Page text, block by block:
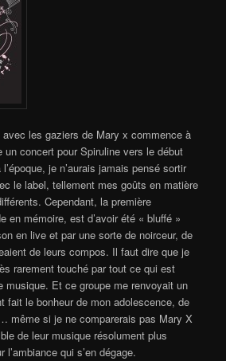
avec les gaziers de Mary x commence à
un concert pour Spiruline vers le début
je n’aurais jamais pensé sortir
le label, tellement mes goûts en matière
Cependant, la première
en mémoire, est d’avoir été « bluffé »
en live et par une sorte de noirceur, de
de leurs compos. Il faut dire que je
rarement touché par tout ce qui est
musique. Et ce groupe me renvoyait un
fait le bonheur de mon adolescence, de
même si je ne comparerais pas Mary X
de leur musique résolument plus
qui s’en dégage.